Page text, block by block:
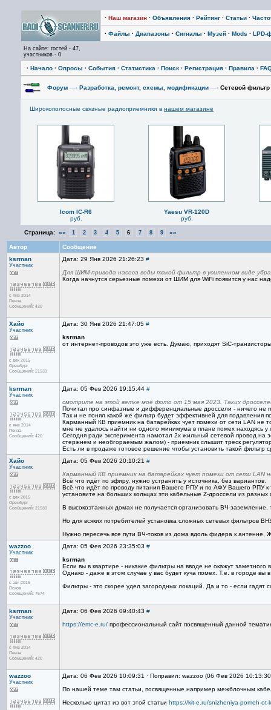
· Наш магазин · Объявления · Рейтинг · Статьи ·
· Файлы · Диапазоны · Сигналы · Музей · Mods · LPD-
На сайте: гостей - 47,
участников - 0
· Начало · Опросы · События · Статистика · Поиск · Регистрация · Правила ·
Форум —› Разработка, ремонт, схемы, модификации —› Сетевой
Широкополосные связные радиоприемники в нашем магазине
Icom IC-R6
руб.
Yaesu VR-120D
руб.
Страница: «« 1 2 3 4 5 6 7 8 9 »»
Автор
Сообщение
ksrman
Участник
с янв 2014
Пенза
Сообщений: 420
Дата: 29 Янв 2026 21:26:23 #
Для ШИМ-привода насоса воды такой фильтр в усиленном виде
Когда начнутся серьезные помехи от ШИМ для WiFi появится у нас
Хайо
Участник
с дек 2015
Оренбург
Сообщений: 21539
Дата: 30 Янв 2026 21:47:05 #
ksrman
от интернет-проводов это уже есть. Думаю, приходят SiC-
ksrman
Участник
с янв 2014
Пенза
Сообщений: 420
Дата: 05 Фев 2026 19:15:44 #
смотрите на этой ветке моё фото от 15 мая 2023. Таких
Почитал про синфазные и дифференциальные дроссели - ничего не
Так и не понял какой же фильтр будет эффективней для подавления
Карманный КВ приемник на батарейках чует помехи от сети LAN не
мне не удалось найти ни одного минимума в плане помех находясь
Сегодня ради эксперимента намотал 2х жильный сетевой провод на
стержнем и необгораемым жалом) - приемник слышит треск
Есть ли в продаже готовое решение чтобы установить такой
Хайо
Участник
с дек 2015
Оренбург
Сообщений: 21539
Дата: 05 Фев 2026 20:10:21 #
Карманный КВ приемник на батарейках чует помехи от сети LAN
Всё что идёт по эфиру, нужно устранить у источника, без вариантов.
Всё что идёт по проводу питания Вашего РПУ и по АФУ Вашего РПУ к
установите на больших кольцах эти кабельные Z-дроссели из разных
В высокоэтажных домах не получается организовать ВЧ-
Но для всяких потребителей установка сложных сетевых фильтров
Нужно пересечь все пути ВЧ-токов из дома вдоль фидера к
wazzoo
Участник
с авг 2016
Псков
Сообщений: 7674
Дата: 05 Фев 2026 23:35:03 #
ksrman
Если вы в квартире - никакие фильтры на вводе не окажут
Однако - даже в этом случае у вас будет куча помех. Т.е. в городе
Фильтры - это скорее удел загородных локаций. Да и то - если
ksrman
Участник
с янв 2014
Пенза
Сообщений: 420
Дата: 06 Фев 2026 09:40:43 #
https://emc-e.ru/ профессиональный сайт посвященный данной
wazzoo
Участник
Дата: 06 Фев 2026 10:09:31 · Поправил: wazzoo (06 Фев 2026
По нашей теме там статьи, посвященные например межблочным
Несколько цитат из вот этой статьи https://kit-e.ru/snizheniya-pomeh-ot-